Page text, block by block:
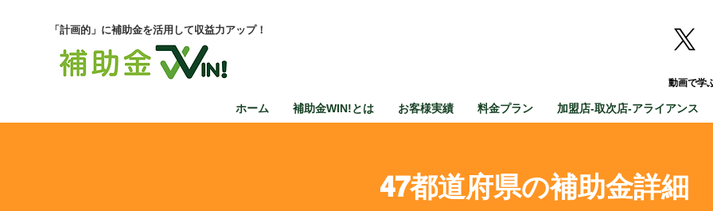
「計画的」に補助金を活用して収益力アップ！
動画で学
ホーム 補助金WIN!とは お客様実績 料金プラン 加盟店-取次店-アライアンス
47都道府県の補助金詳細